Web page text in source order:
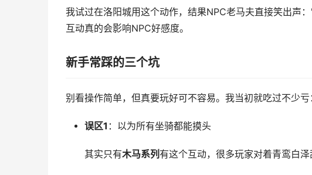
我试过在洛阳城用这个动作，结果NPC老马夫直接笑出声
互动真的会影响NPC好感度。
新手常踩的三个坑
别看操作简单，但真要玩好可不容易。我当初就吃过不少亏
误区1 ：以为所有坐骑都能摸头
其实只有木马系列 有这个互动，很多玩家对着青鸾白